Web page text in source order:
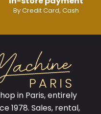
By Credit Card, Cash
in Paris, entirely
1978. Sales, rental,